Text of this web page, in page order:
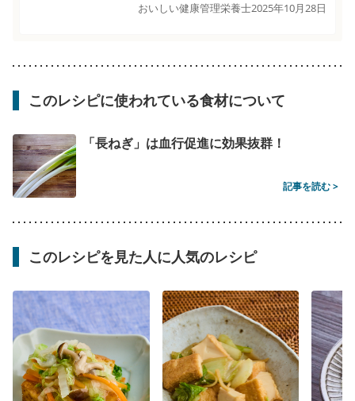
おいしい健康管理栄養士2025年10月28日
このレシピに使われている食材について
「長ねぎ」は血行促進に効果抜群！
記事を読む >
このレシピを見た人に人気のレシピ